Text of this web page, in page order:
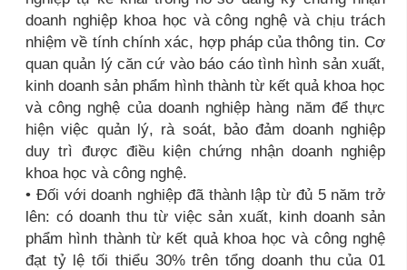
doanh nghiệp khoa học và công nghệ và chịu trách
nhiệm về tính chính xác, hợp pháp của thông tin. Cơ
quan quản lý căn cứ vào báo cáo tình hình sản xuất,
kinh doanh sản phẩm hình thành từ kết quả khoa học
và công nghệ của doanh nghiệp hàng năm để thực
hiện việc quản lý, rà soát, bảo đảm doanh nghiệp
duy trì được điều kiện chứng nhận doanh nghiệp
khoa học và công nghệ.
• Đối với doanh nghiệp đã thành lập từ đủ 5 năm trở
lên: có doanh thu từ việc sản xuất, kinh doanh sản
phẩm hình thành từ kết quả khoa học và công nghệ
đạt tỷ lệ tối thiểu 30% trên tổng doanh thu của 01